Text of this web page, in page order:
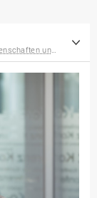
Fakultät Agrarwissenschaften und Landschaftsarchitektur